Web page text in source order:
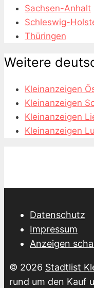
Sachsen-Anhalt
Schleswig-
Thüringen
Weitere
Kleinanzeigen
Kleinanzeigen
Kleinanzeigen
Kleinanzeigen
Datenschutz
Impressum
Anzeigen
© 2026 Stadtlist
rund um den Kauf